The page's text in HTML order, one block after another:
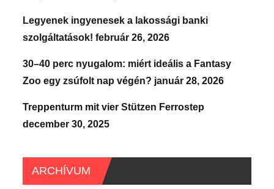
Legyenek ingyenesek a lakossági banki
szolgáltatások! február 26, 2026
30–40 perc nyugalom: miért ideális a Fantasy
Zoo egy zsúfolt nap végén? január 28, 2026
Treppenturm mit vier Stützen Ferrostep
december 30, 2025
ARCHÍVUM